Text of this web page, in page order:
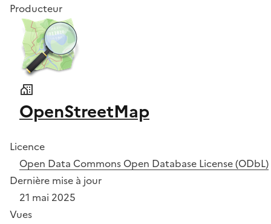
Producteur
OpenStreetMap
Licence
Open Data Commons Open Database License (ODbL)
Dernière mise à jour
21 mai 2025
Vues